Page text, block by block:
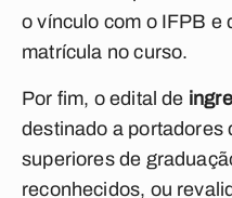
o vínculo com o IFPB e
matrícula no curso.
Por fim, o edital de
destinado a portadores
superiores de
reconhecidos, ou